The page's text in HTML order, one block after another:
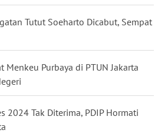
Tutut Soeharto Dicabut, Sempat
Menkeu Purbaya di PTUN Jakarta
2024 Tak Diterima, PDIP Hormati